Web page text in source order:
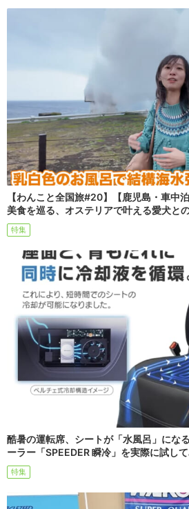
【わんこと全国旅#20】【鹿児島・車中
美食を巡る、オステリアで叶える愛犬と
特集
酷暑の運転席、シートが「水風呂」にな
ーラー「SPEEDER 瞬冷」を実際に試し
特集